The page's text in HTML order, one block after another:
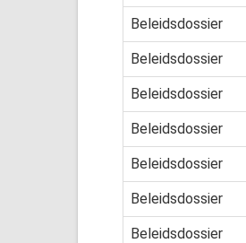
Beleidsdossier
Beleidsdossier
Beleidsdossier
Beleidsdossier
Beleidsdossier
Beleidsdossier
Beleidsdossier